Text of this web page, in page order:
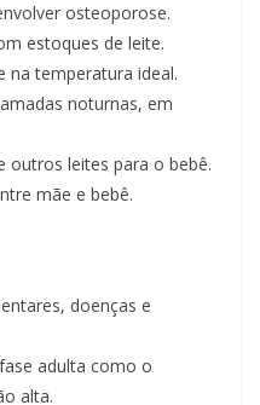
osteoporose.
estoques de leite.
na temperatura ideal.
noturnas, em
outros leites para o bebê.
mãe e bebê.
doenças e
adulta como o
alta.